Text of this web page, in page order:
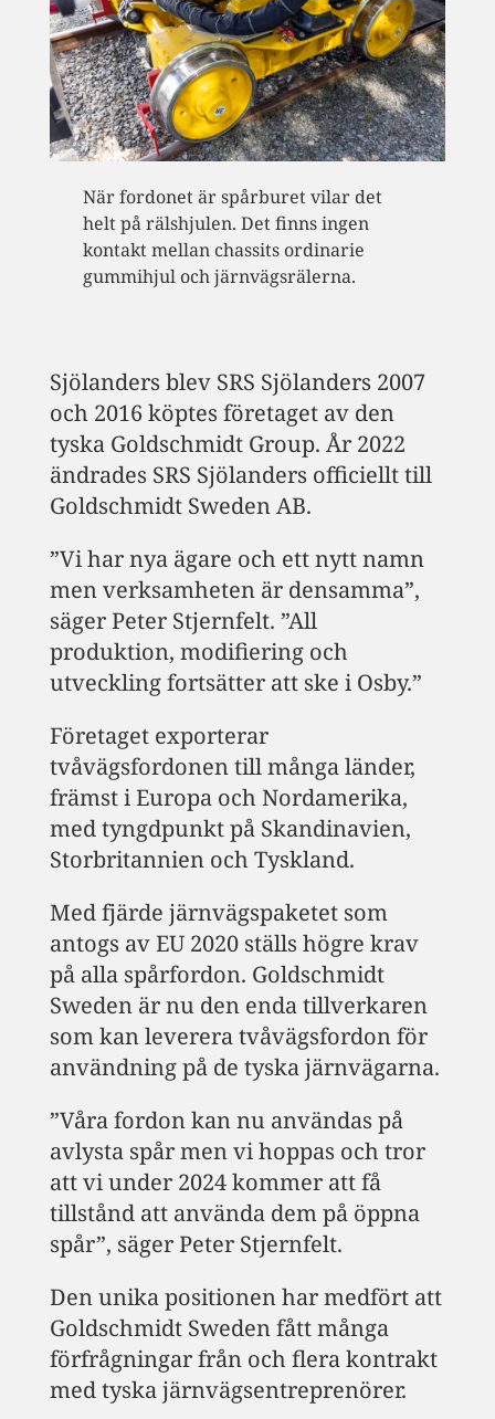
När fordonet är spårburet vilar det
helt på rälshjulen. Det finns ingen
kontakt mellan chassits ordinarie
gummihjul och järnvägsrälerna.
Sjölanders blev SRS Sjölanders 2007
och 2016 köptes företaget av den
tyska Goldschmidt Group. År 2022
ändrades SRS Sjölanders officiellt till
Goldschmidt Sweden AB.
”Vi har nya ägare och ett nytt namn
men verksamheten är densamma”,
säger Peter Stjernfelt. ”All
produktion, modifiering och
utveckling fortsätter att ske i Osby.”
Företaget exporterar
tvåvägsfordonen till många länder,
främst i Europa och Nordamerika,
med tyngdpunkt på Skandinavien,
Storbritannien och Tyskland.
Med fjärde järnvägspaketet som
antogs av EU 2020 ställs högre krav
på alla spårfordon. Goldschmidt
Sweden är nu den enda tillverkaren
som kan leverera tvåvägsfordon för
användning på de tyska järnvägarna.
”Våra fordon kan nu användas på
avlysta spår men vi hoppas och tror
att vi under 2024 kommer att få
tillstånd att använda dem på öppna
spår”, säger Peter Stjernfelt.
Den unika positionen har medfört att
Goldschmidt Sweden fått många
förfrågningar från och flera kontrakt
med tyska järnvägsentreprenörer.